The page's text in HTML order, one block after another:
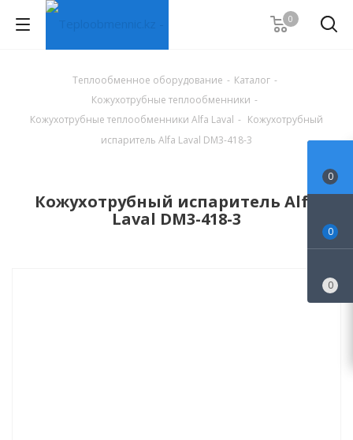
0
Теплообменное оборудование - Каталог -
Кожухотрубные теплообменники -
Кожухотрубные теплообменники Alfa Laval - Кожухотрубный
испаритель Alfa Laval DM3-418-3
Кожухотрубный испаритель Alfa
Laval DM3-418-3
0
0
0